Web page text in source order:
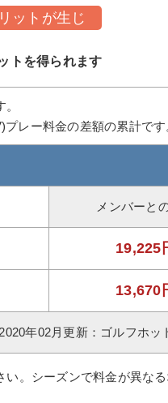
ットが生じ
トを得られます
レー料金の差額の累計です
メンバーと
19,225
13,670
2020年02月更新：ゴルフホッ
。シーズンで料金が異な